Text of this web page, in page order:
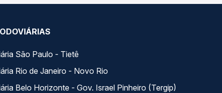
São Paulo - Tietê
Rio de Janeiro - Novo Rio
Belo Horizonte - Gov. Israel Pinheiro (Tergip)